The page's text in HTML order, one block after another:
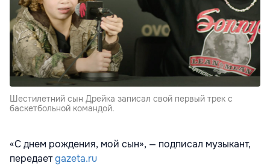
Шестилетний сын Дрейка записал свой первый трек с
баскетбольной командой.
«С днем рождения, мой сын», — подписал музыкант,
передаетgazeta.ru